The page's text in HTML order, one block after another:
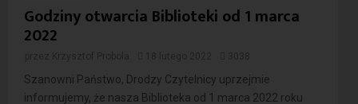
Godziny otwarcia Biblioteki od 1 marca
2022
Szanowni Państwo, Drodzy Czytelnicy uprzejmie
informujemy, że nasza Biblioteka od 1 marca 2022 roku